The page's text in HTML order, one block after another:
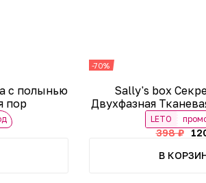
с полынью
пор
-70%
Sally's box
Двухфазная
LETO
398 ₽
В